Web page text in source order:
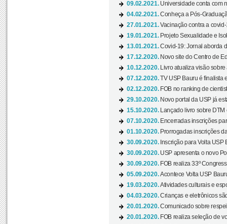
09.02.2021. Universidade conta com
04.02.2021.Conheça a Pós-
27.01.2021.Vacinação contra a
19.01.2021. Projeto Sexualidade e
13.01.2021.Covid-19: Jornal aborda
17.12.2020. Novo site do Centro de
10.12.2020.
Livro atualiza visão
07.12.2020.TV USP Bauru é finalista
02.12.2020. FOB no ranking de
29.10.2020. Novo portal da USP já
15.10.2020.
Lançado livro sobre
07.10.2020. Encerradas inscrições
01.10.2020. Prorrogadas inscrições
30.09.2020. Inscrição para Volta USP
30.09.2020. USP apresenta o novo
30.09.2020. FOB realiza 33º
05.09.2020.Acontece Volta USP
19.03.2020.Atividades culturais e
04.03.2020.Crianças e eletrônicos
20.01.2020.Comunicado sobre
20.01.2020. FOB realiza seleção de